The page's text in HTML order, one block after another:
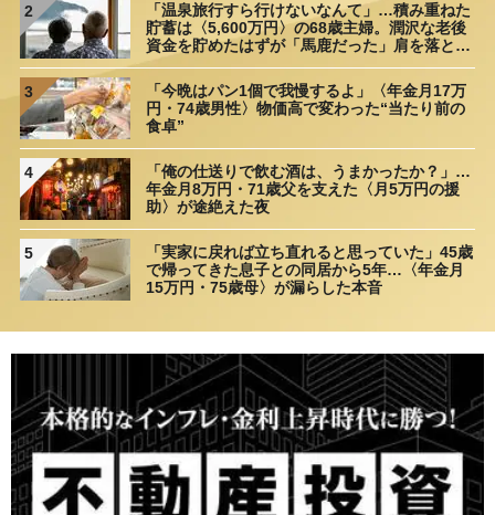
2
「温泉旅行すら行けないなんて」…積み重ねた
貯蓄は〈5,600万円〉の68歳主婦。潤沢な老後
資金を貯めたはずが「馬鹿だった」肩を落とす
3
「今晩はパン1個で我慢するよ」〈年金月17万
円・74歳男性〉物価高で変わった“当たり前の
食卓”
4
「俺の仕送りで飲む酒は、うまかったか？」…
年金月8万円・71歳父を支えた〈月5万円の援
助〉が途絶えた夜
5
「実家に戻れば立ち直れると思っていた」45歳
で帰ってきた息子との同居から5年…〈年金月
15万円・75歳母〉が漏らした本音